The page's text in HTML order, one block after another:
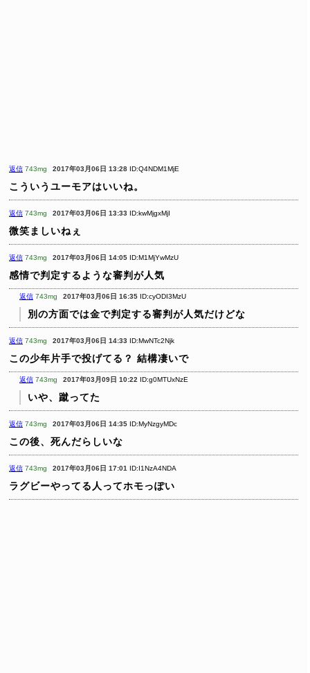
返信 743mg 2017年03月06日 13:28 ID:Q4NDM1MjE
こういうユーモアはいいね。
返信 743mg 2017年03月06日 13:33 ID:kwMjgxMjI
微笑ましいねぇ
返信 743mg 2017年03月06日 14:05 ID:M1MjYwMzU
感情で判定するような審判が人気
返信 743mg 2017年03月06日 16:35 ID:cyODI3MzU
別の方面では金で判定する審判が人気だけどな
返信 743mg 2017年03月06日 14:33 ID:MwNTc2Njk
この少年片手で投げてる？ 結構凄いで
返信 743mg 2017年03月09日 10:22 ID:g0MTUxNzE
いや、蹴ってた
返信 743mg 2017年03月06日 14:35 ID:MyNzgyMDc
この後、死んだらしいな
返信 743mg 2017年03月06日 17:01 ID:I1NzA4NDA
ラグビーやってる人ってホモっぽい